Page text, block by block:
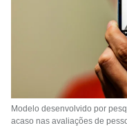
Modelo desenvolvido por
acaso nas avaliações de